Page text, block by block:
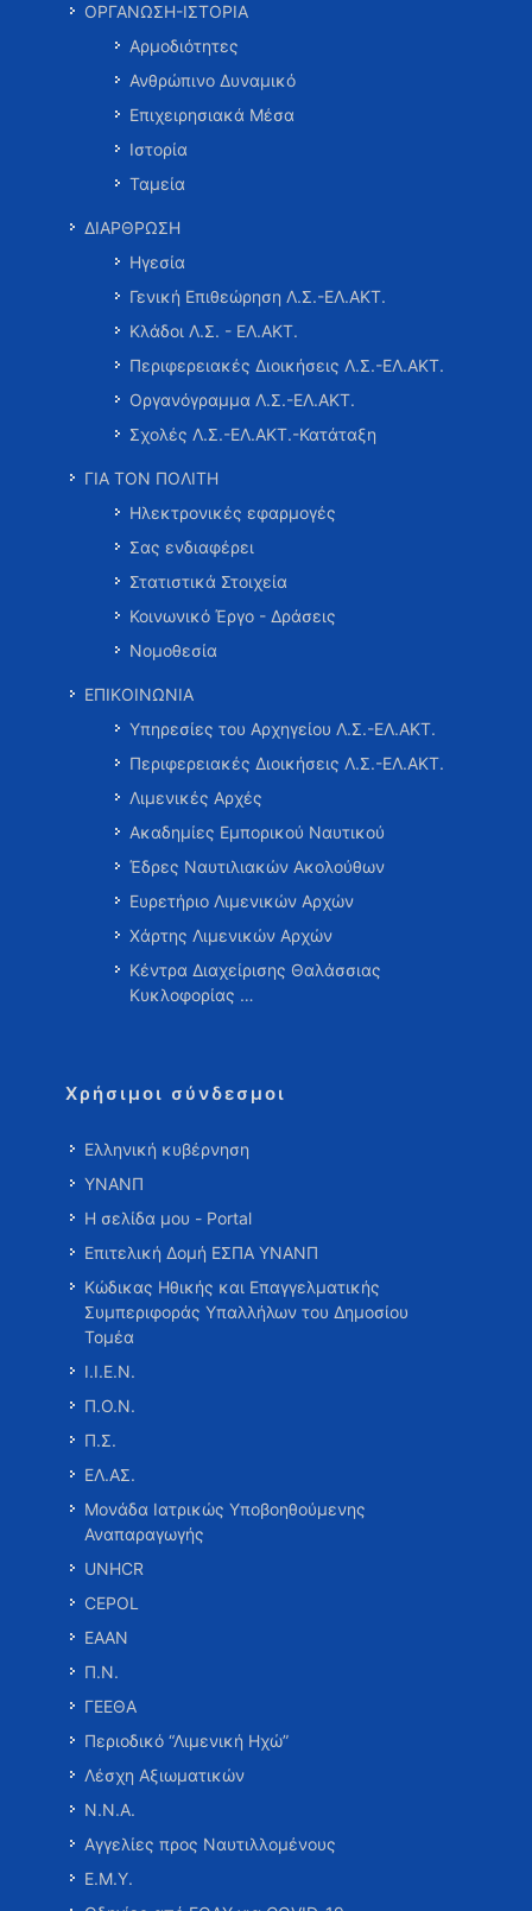
ΟΡΓΑΝΩΣΗ-ΙΣΤΟΡΙΑ
Αρμοδιότητες
Ανθρώπινο Δυναμικό
Επιχειρησιακά Μέσα
Ιστορία
Ταμεία
ΔΙΑΡΘΡΩΣΗ
Ηγεσία
Γενική Επιθεώρηση Λ.Σ.-ΕΛ.ΑΚΤ.
Κλάδοι Λ.Σ. - ΕΛ.ΑΚΤ.
Περιφερειακές Διοικήσεις Λ.Σ.-ΕΛ.ΑΚΤ.
Οργανόγραμμα Λ.Σ.-ΕΛ.ΑΚΤ.
Σχολές Λ.Σ.-ΕΛ.ΑΚΤ.-Κατάταξη
ΓΙΑ ΤΟΝ ΠΟΛΙΤΗ
Ηλεκτρονικές εφαρμογές
Σας ενδιαφέρει
Στατιστικά Στοιχεία
Κοινωνικό Έργο - Δράσεις
Νομοθεσία
ΕΠΙΚΟΙΝΩΝΙΑ
Υπηρεσίες του Αρχηγείου Λ.Σ.-ΕΛ.ΑΚΤ.
Περιφερειακές Διοικήσεις Λ.Σ.-ΕΛ.ΑΚΤ.
Λιμενικές Αρχές
Ακαδημίες Εμπορικού Ναυτικού
Έδρες Ναυτιλιακών Ακολούθων
Ευρετήριο Λιμενικών Αρχών
Χάρτης Λιμενικών Αρχών
Κέντρα Διαχείρισης Θαλάσσιας
Κυκλοφορίας …
Χρήσιμοι σύνδεσμοι
Ελληνική κυβέρνηση
ΥΝΑΝΠ
Η σελίδα μου - Portal
Επιτελική Δομή ΕΣΠΑ ΥΝΑΝΠ
Κώδικας Ηθικής και Επαγγελματικής
Συμπεριφοράς Υπαλλήλων του Δημοσίου
Τομέα
Ι.Ι.Ε.Ν.
Π.Ο.Ν.
Π.Σ.
ΕΛ.ΑΣ.
Μονάδα Ιατρικώς Υποβοηθούμενης
Αναπαραγωγής
UNHCR
CEPOL
ΕΑΑΝ
Π.Ν.
ΓΕΕΘΑ
Περιοδικό “Λιμενική Ηχώ”
Λέσχη Αξιωματικών
Ν.Ν.Α.
Αγγελίες προς Ναυτιλλομένους
Ε.Μ.Υ.